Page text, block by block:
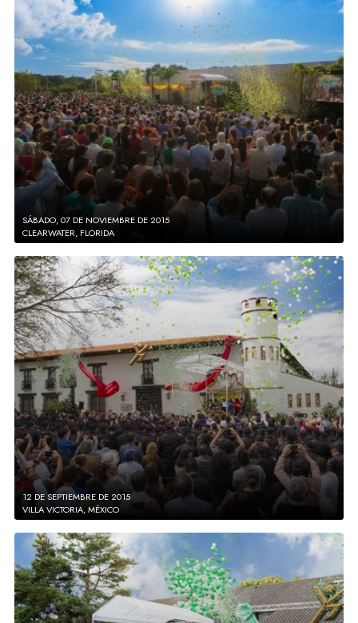
SÁBADO, 07 DE NOVIEMBRE DE 2015
CLEARWATER, FLORIDA
12 DE SEPTIEMBRE DE 2015
VILLA VICTORIA, MÉXICO